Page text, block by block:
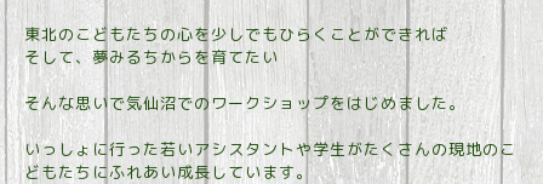
東北のこどもたちの心を少しでもひらくことができれば
そして、夢みるちからを育てたい
そんな思いで気仙沼でのワークショップをはじめました。
いっしょに行った若いアシスタントや学生がたくさんの現地のこ
どもたちにふれあい成長しています。